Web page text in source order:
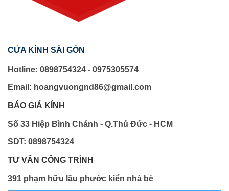
CỬA KÍNH SÀI GÒN
Hotline: 0898754324 - 0975305574
Email: hoangvuongnd86@gmail.com
BÁO GIÁ KÍNH
Số 33 Hiệp Bình Chánh - Q.Thủ Đức - HCM
SDT: 0898754324
TƯ VẤN CÔNG TRÌNH
391 phạm hữu lầu phước kiển nhà bè